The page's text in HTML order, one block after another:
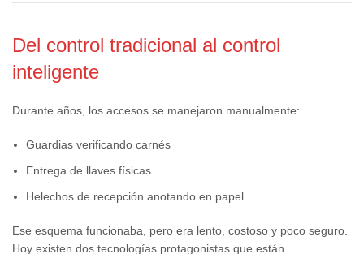
Del control tradicional al control
inteligente
Durante años, los accesos se manejaron manualmente:
Guardias verificando carnés
Entrega de llaves físicas
Helechos de recepción anotando en papel
Ese esquema funcionaba, pero era lento, costoso y poco seguro.
Hoy existen dos tecnologías protagonistas que están